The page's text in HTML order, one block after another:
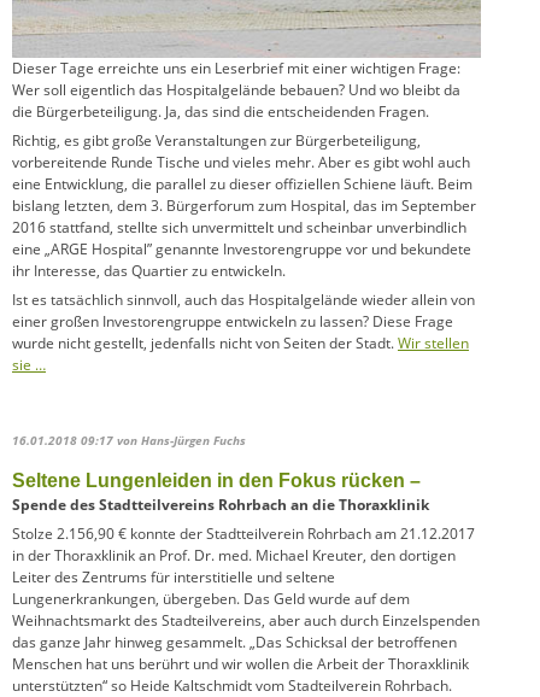
Dieser Tage erreichte uns ein Leserbrief mit einer wichtigen Frage:
Wer soll eigentlich das Hospitalgelände bebauen? Und wo bleibt da
die Bürgerbeteiligung. Ja, das sind die entscheidenden Fragen.
Richtig, es gibt große Veranstaltungen zur Bürgerbeteiligung,
vorbereitende Runde Tische und vieles mehr. Aber es gibt wohl auch
eine Entwicklung, die parallel zu dieser offiziellen Schiene läuft. Beim
bislang letzten, dem 3. Bürgerforum zum Hospital, das im September
2016 stattfand, stellte sich unvermittelt und scheinbar unverbindlich
eine „ARGE Hospital” genannte Investorengruppe vor und bekundete
ihr Interesse, das Quartier zu entwickeln.
Ist es tatsächlich sinnvoll, auch das Hospitalgelände wieder allein von
einer großen Investorengruppe entwickeln zu lassen? Diese Frage
wurde nicht gestellt, jedenfalls nicht von Seiten der Stadt.Wir stellen
sie …
16.01.2018 09:17 von Hans-Jürgen Fuchs
Seltene Lungenleiden in den Fokus rücken –
Spende des Stadtteilvereins Rohrbach an die Thoraxklinik
Stolze 2.156,90 € konnte der Stadtteilverein Rohrbach am 21.12.2017
in der Thoraxklinik an Prof. Dr. med. Michael Kreuter, den dortigen
Leiter des Zentrums für interstitielle und seltene
Lungenerkrankungen, übergeben. Das Geld wurde auf dem
Weihnachtsmarkt des Stadteil­vereins, aber auch durch Einzelspenden
das ganze Jahr hinweg gesammelt. „Das Schicksal der betroffenen
Menschen hat uns berührt und wir wollen die Arbeit der Thoraxklinik
unter­stützten“ so Heide Kaltschmidt vom Stadteilverein Rohrbach.